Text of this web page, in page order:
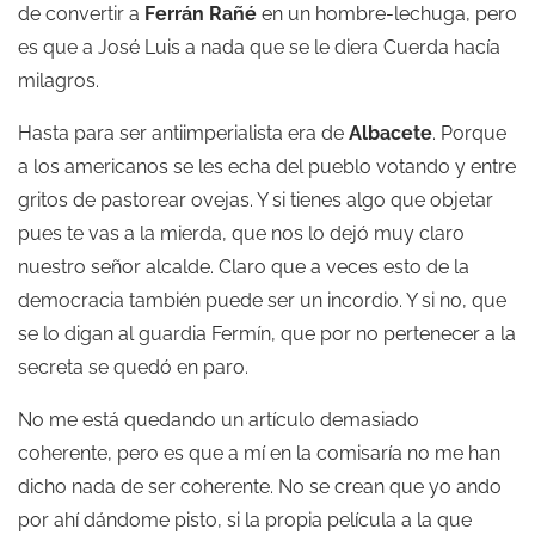
de convertir a Ferrán Rañé en un hombre-lechuga, pero
es que a José Luis a nada que se le diera Cuerda hacía
milagros.
Hasta para ser antiimperialista era de Albacete. Porque
a los americanos se les echa del pueblo votando y entre
gritos de pastorear ovejas. Y si tienes algo que objetar
pues te vas a la mierda, que nos lo dejó muy claro
nuestro señor alcalde. Claro que a veces esto de la
democracia también puede ser un incordio. Y si no, que
se lo digan al guardia Fermín, que por no pertenecer a la
secreta se quedó en paro.
No me está quedando un artículo demasiado
coherente, pero es que a mí en la comisaría no me han
dicho nada de ser coherente. No se crean que yo ando
por ahí dándome pisto, si la propia película a la que